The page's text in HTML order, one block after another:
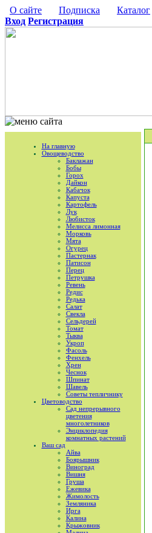
О сайте Подписка Каталог
Вход Регистрация
На главную
Овощеводство
Баклажан
Бобы
Горох
Дайкон
Кабачок
Капуста
Картофель
Лук
Любисток
Мелисса лимонная
Морковь
Мята
Огурец
Пастернак
Патисон
Перец
Петрушка
Ревень
Редис
Редька
Салат
Свекла
Сельдерей
Томат
Тыква
Укроп
Фасоль
Фенхель
Хрен
Чеснок
Шпинат
Шавель
Советы тепличнику
Цветоводство
Сад непрерывного
цветения
многолетников
Энциклопедия
комнатных растений
Ваш сад
Айва
Боярышник
Виноград
Вишня
Груша
Ежевика
Жимолость
Земляника
Ирга
Калина
Крыжовник